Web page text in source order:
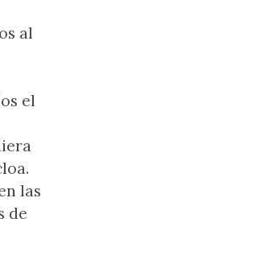
al
el
las
de